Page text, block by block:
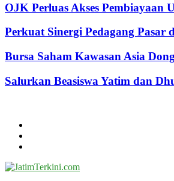
OJK Perluas Akses Pembiayaan
Perkuat Sinergi Pedagang
Bursa Saham Kawasan Asia
Salurkan Beasiswa Yatim dan